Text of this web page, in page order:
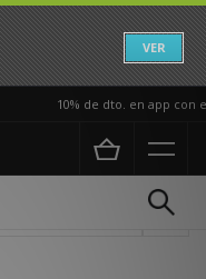
VER
10% de dto. en app con el